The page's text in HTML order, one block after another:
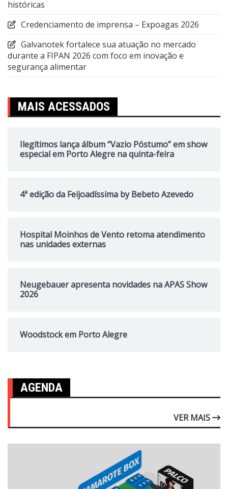
históricas
Credenciamento de imprensa – Expoagas 2026
Galvanotek fortalece sua atuação no mercado
durante a FIPAN 2026 com foco em inovação e
segurança alimentar
MAIS ACESSADOS
Ilegítimos lança álbum “Vazio Póstumo” em show
especial em Porto Alegre na quinta-feira
4ª edição da Feijoadíssima by Bebeto Azevedo
Hospital Moinhos de Vento retoma atendimento
nas unidades externas
Neugebauer apresenta novidades na APAS Show
2026
Woodstock em Porto Alegre
AGENDA
VER MAIS